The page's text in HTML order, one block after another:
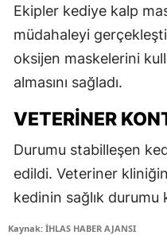
Ekipler kediye kalp
müdahaleyi
oksijen maskelerini
almasını sağladı.
VETERINER
Durumu stabilleşen
edildi. Veteriner
kedinin sağlık
Kaynak: İHLAS HABER AJANSI